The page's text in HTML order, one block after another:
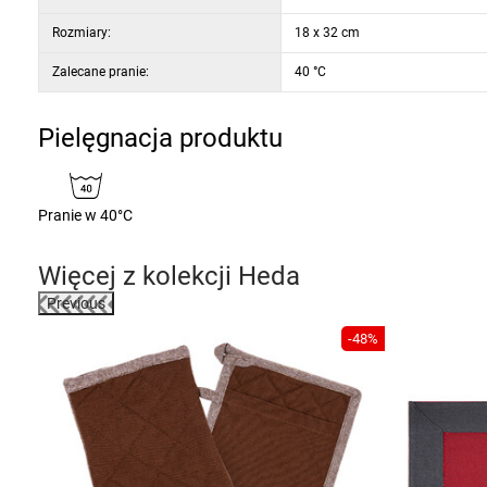
Rozmiary: 18 x 32 cm
Zalecane pranie: 40 °C
Pielęgnacja produktu
Pranie w 40°C
Więcej z kolekcji Heda
Previous
-48%